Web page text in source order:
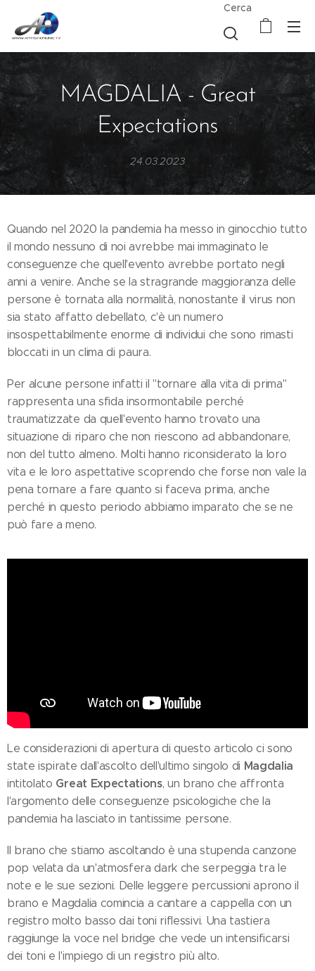
Cerca
MAGDALIA - Great
Expectations
24.03.2023
Quando nel 2020 la pandemia ha messo in ginocchio tutto
il mondo nessuno di noi avrebbe mai immaginato le
conseguenze che quell'evento avrebbe portato negli
anni a venire. Anche se la stragrande maggioranza delle
persone è tornata alla normalità, nonostante il virus non
sia stato affatto debellato, c'è un numero
insospettabilmente enorme di individui che sono rimasti
bloccati in un clima di paura.
Per alcune persone infatti il "tornare alla vita di prima"
rappresenta una sfida insormontabile perché
traumatizzate da quell'evento hanno trovato una
situazione di riparo che non riescono ad abbandonare,
non del tutto almeno. Molti hanno riconsiderato la loro
vita e le loro aspettative scoprendo che forse non vale la
pena tornare a fare quanto si faceva prima, anche
perché in questo periodo abbiamo imparato che se ne
può fare a meno.
Le considerazioni di apertura di questo articolo ci sono
state ispirate dall'ascolto dell'ultimo singolo di Magdalia
intitolato Great Expectations, un brano che affronta
l'argomento delle conseguenze psicologiche che la
pandemia ha lasciato in tantissime persone.
Il brano che stiamo ascoltando è una stupenda canzone
pop velata da un'atmosfera dark che serpeggia tra le
note e le sue sezioni. Delle leggere percussioni aprono il
brano e Magdalia comincia a cantare a cappella con un
registro molto basso dai toni riflessivi. Una tastiera
raggiunge la voce nel bridge che vede un intensificarsi
dei toni e l'impiego di un registro più alto.